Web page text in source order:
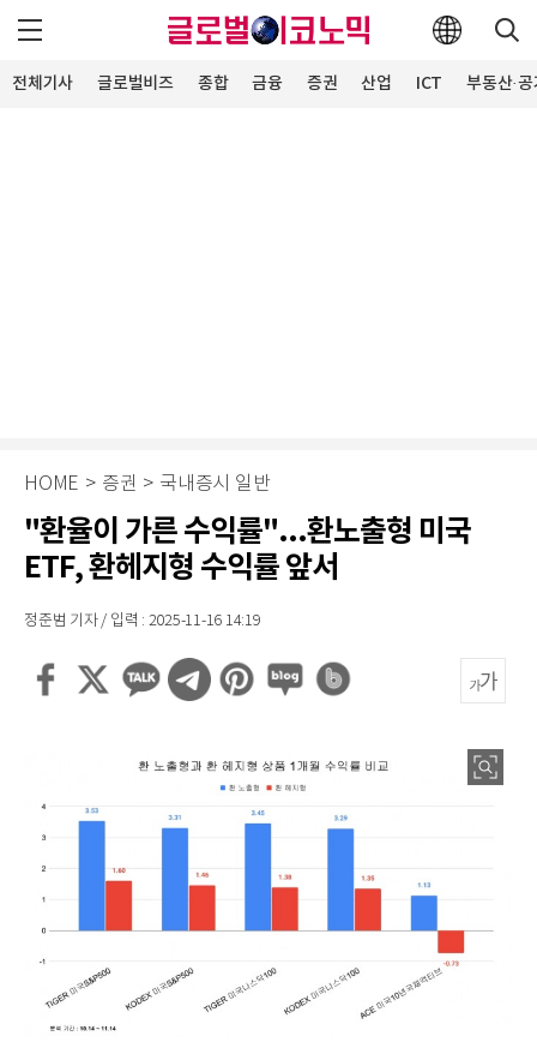
전체기사 글로벌비즈 종합 금융 증권 산업 ICT 부동산·
HOME > 증권 > 국내증시 일반
"환율이 가른 수익률"...환노출형 미국
ETF, 환헤지형 수익률 앞서
정준범 기자 / 입력 : 2025-11-16 14:19